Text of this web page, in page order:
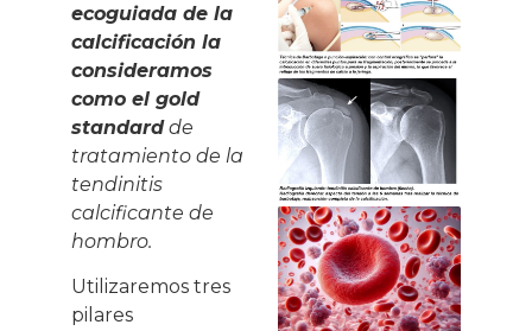
ecoguiada de la
calcificación la
consideramos
como el gold
standardde
tratamiento de la
tendinitis
calcificante de
hombro.
Utilizaremos tres
pilares